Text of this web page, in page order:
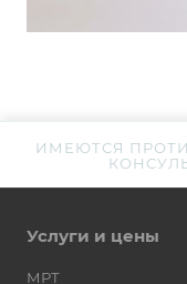
ИМЕЮТСЯ
Услуги и цены
МРТ